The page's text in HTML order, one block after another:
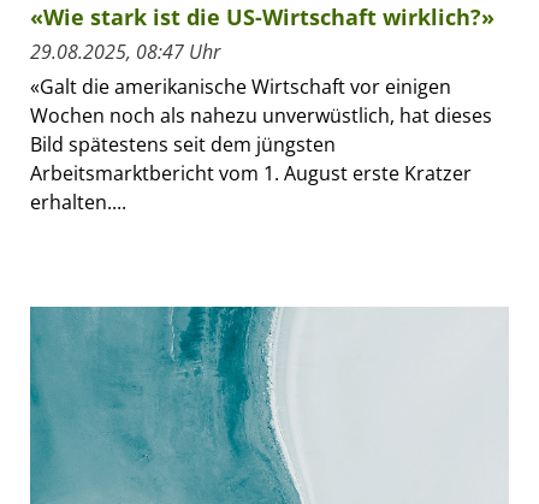
«Wie stark ist die US-Wirtschaft wirklich?»
29.08.2025, 08:47 Uhr
«Galt die amerikanische Wirtschaft vor einigen
Wochen noch als nahezu unverwüstlich, hat dieses
Bild spätestens seit dem jüngsten
Arbeitsmarktbericht vom 1. August erste Kratzer
erhalten....